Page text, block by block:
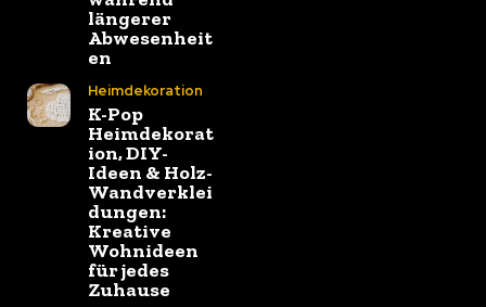
längerer
Abwesenheit
en
Heimdekoration
K-Pop
Heimdekorat
ion, DIY-
Ideen & Holz-
Wandverklei
dungen:
Kreative
Wohnideen
für jedes
Zuhause